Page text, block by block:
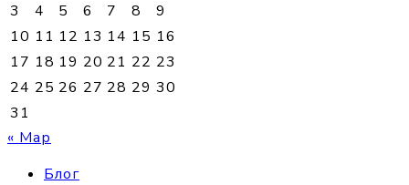
3
4 5 6 7 8
9
10 11 12 13 14 15 16
17 18 19 20 21 22 23
24 25 26 27 28 29 30
31
« Мар
Блог